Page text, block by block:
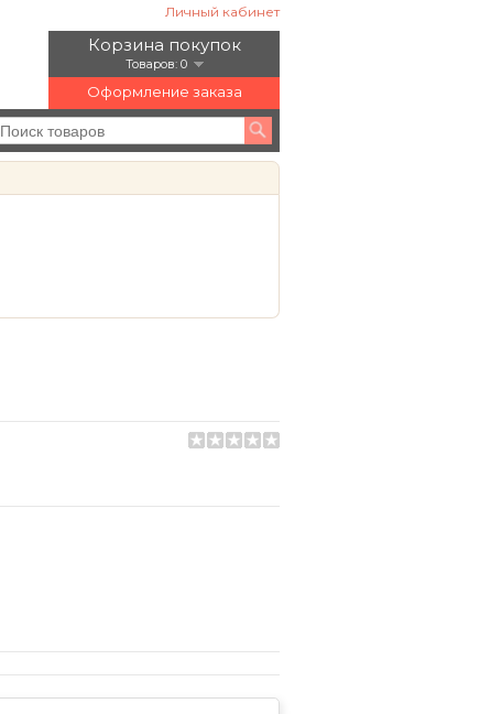
Личный кабинет
Корзина покупок
Товаров: 0
Оформление заказа